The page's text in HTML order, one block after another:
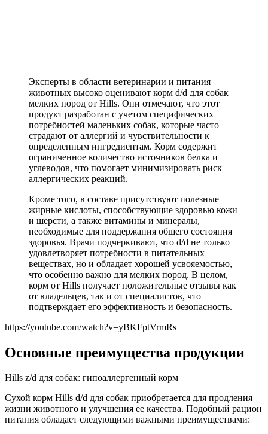
Эксперты в области ветеринарии и питания
животных высоко оценивают корм d/d для собак
мелких пород от Hills. Они отмечают, что этот
продукт разработан с учетом специфических
потребностей маленьких собак, которые часто
страдают от аллергий и чувствительности к
определенным ингредиентам. Корм содержит
ограниченное количество источников белка и
углеводов, что помогает минимизировать риск
аллергических реакций.
Кроме того, в составе присутствуют полезные
жирные кислоты, способствующие здоровью кожи
и шерсти, а также витамины и минералы,
необходимые для поддержания общего состояния
здоровья. Врачи подчеркивают, что d/d не только
удовлетворяет потребности в питательных
веществах, но и обладает хорошей усвояемостью,
что особенно важно для мелких пород. В целом,
корм от Hills получает положительные отзывы как
от владельцев, так и от специалистов, что
подтверждает его эффективность и безопасность.
https://youtube.com/watch?v=yBKFptVrmRs
Основные преимущества продукции
Hills z/d для собак: гипоаллергенный корм
Сухой корм Hills d/d для собак приобретается для продления
жизни животного и улучшения ее качества. Подобный рацион
питания обладает следующими важными преимуществами: